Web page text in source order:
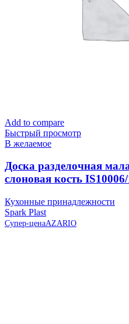
Add to compare
Быстрый просмотр
В желаемое
Доска разделочная
слоновая кость
Кухонные принадлежности
Spark Plast
Супер-ценаAZARIO